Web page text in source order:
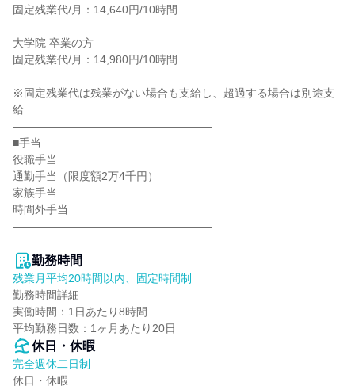
固定残業代/月：14,640円/10時間
大学院 卒業の方
固定残業代/月：14,980円/10時間
※固定残業代は残業がない場合も支給し、超過する場合は別途支
給
――――――――――――――――――
■手当
役職手当
通勤手当（限度額2万4千円）
家族手当
時間外手当
――――――――――――――――――
勤務時間
残業月平均20時間以内、固定時間制
勤務時間詳細
実働時間：1日あたり8時間
平均勤務日数：1ヶ月あたり20日
休日・休暇
完全週休二日制
休日・休暇